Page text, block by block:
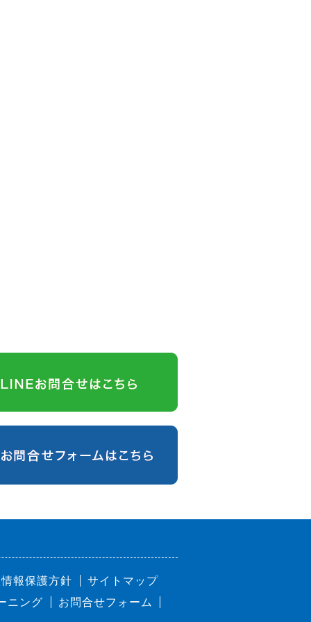
報保護方針
サイトマップ
ニング
お問合せフォーム